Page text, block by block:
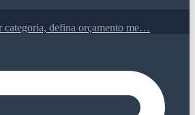
categoria, defina orçamento me…